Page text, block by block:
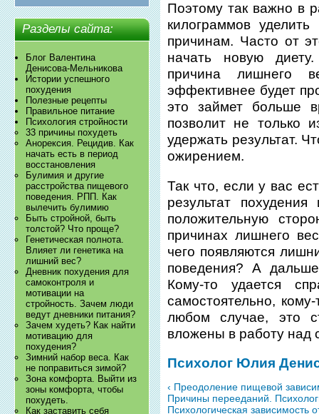
Разделы сайта:
Блог Валентина
Денисова-Мельникова
Истории успешного
похудения
Полезные рецепты
Правильное питание
Психология стройности
33 причины похудеть
Анорексия. Рецидив. Как
начать есть в период
восстановления
Булимия и другие
расстройства пищевого
поведения. РПП. Как
вылечить булимию
Быть стройной, быть
толстой? Что проще?
Генетическая полнота.
Влияет ли генетика на
лишний вес?
Дневник похудения для
самоконтроля и
мотивации на
стройность. Зачем люди
ведут дневники питания?
Зачем худеть? Как найти
мотивацию для
похудения?
Зимний набор веса. Как
не поправиться зимой?
Зона комфорта. Выйти из
зоны комфорта, чтобы
похудеть.
Как заставить себя
Поэтому так важно в
килограммов
причинам. Часто от
начать новую
причина лишнего
эффективнее будет
это займет больше
позволит не только
удержать результат.
ожирением.
Так что, если у вас
результат
положительную
причинах лишнего
чего появляются
поведения? А
Кому-то удается
самостоятельно,
любом случае, это
вложены в работу над
Психолог Юлия
‹ Преодоление пищевой
Причины перееданий.
Психологическая зависимость